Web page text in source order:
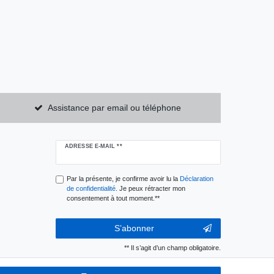
Assistance par email ou téléphone
ADRESSE E-MAIL **
Ceres::Template.newsletterHoneypotLabel
Par la présente, je confirme avoir lu la Déclaration
de confidentialité. Je peux rétracter mon
consentement à tout moment.**
S’abonner
** Il s’agit d’un champ obligatoire.
ADRESSE E-MAIL